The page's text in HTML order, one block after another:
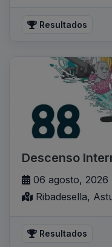
Resultados
Descenso
06 agosto, 2026
Ribadesella,
Resultados